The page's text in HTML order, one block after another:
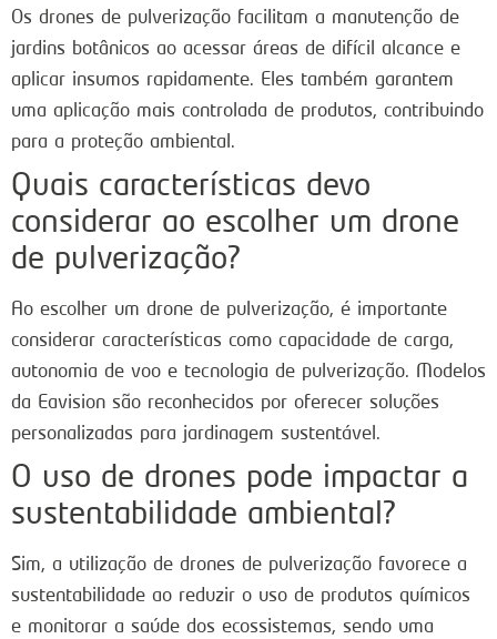
Os drones de pulverização facilitam a manutenção de
jardins botânicos ao acessar áreas de difícil alcance e
aplicar insumos rapidamente. Eles também garantem
uma aplicação mais controlada de produtos, contribuindo
para a proteção ambiental.
Quais características devo
considerar ao escolher um drone
de pulverização?
Ao escolher um drone de pulverização, é importante
considerar características como capacidade de carga,
autonomia de voo e tecnologia de pulverização. Modelos
da Eavision são reconhecidos por oferecer soluções
personalizadas para jardinagem sustentável.
O uso de drones pode impactar a
sustentabilidade ambiental?
Sim, a utilização de drones de pulverização favorece a
sustentabilidade ao reduzir o uso de produtos químicos
e monitorar a saúde dos ecossistemas, sendo uma